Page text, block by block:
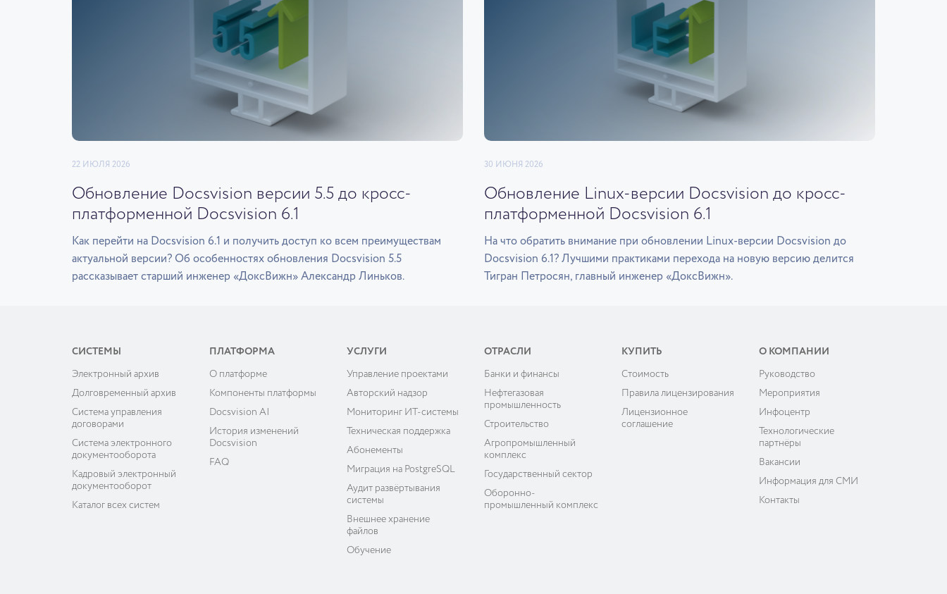
22 ИЮЛЯ 2026
Обновление Docsvision версии 5.5 до кросс-
платформенной Docsvision 6.1
Как перейти на Docsvision 6.1 и получить доступ ко всем преимуществам
актуальной версии? Об особенностях обновления Docsvision 5.5
рассказывает старший инженер «ДоксВижн» Александр Линьков.
30 ИЮНЯ 2026
Обновление Linux-версии Docsvision до кросс-
платформенной Docsvision 6.1
На что обратить внимание при обновлении Linux-версии Docsvision до
Docsvision 6.1? Лучшими практиками перехода на новую версию делится
Тигран Петросян, главный инженер «ДоксВижн».
СИСТЕМЫ
Электронный архив
Долговременный архив
Система управления
договорами
Система электронного
документооборота
Кадровый электронный
документооборот
Каталог всех систем
ПЛАТФОРМА
О платформе
Компоненты платформы
Docsvision AI
История изменений
Docsvision
FAQ
УСЛУГИ
Управление проектами
Авторский надзор
Мониторинг ИТ-системы
Техническая поддержка
Абонементы
Миграция на PostgreSQL
Аудит развёртывания
системы
Внешнее хранение
файлов
Обучение
ОТРАСЛИ
Банки и финансы
Нефтегазовая
промышленность
Строительство
Агропромышленный
комплекс
Государственный сектор
Оборонно-
промышленный комплекс
КУПИТЬ
Cтоимость
Правила лицензирования
Лицензионное
соглашение
О КОМПАНИИ
Руководство
Мероприятия
Инфоцентр
Технологические
партнёры
Вакансии
Информация для СМИ
Контакты